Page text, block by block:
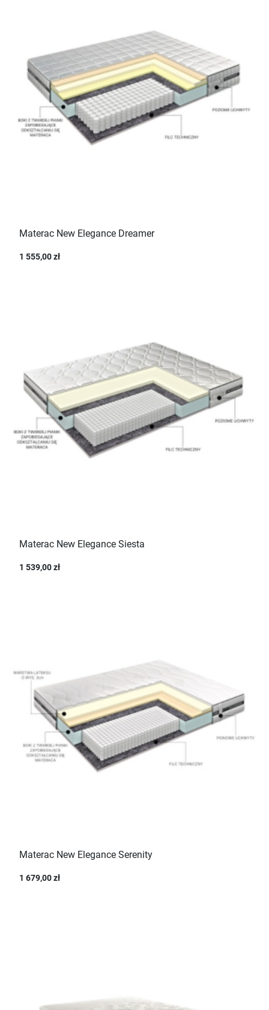
Materac New Elegance Dreamer
1 555,00 zł
Materac New Elegance Siesta
1 539,00 zł
Materac New Elegance Serenity
1 679,00 zł